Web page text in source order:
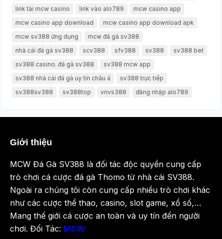
link tải mcw casino
link vào alo789
mcw casino app
mcw casino app download
mcw casino app download apk
mcw sv388 ứng dụng
mcw đá gà sv388
nhà cái đá gà sv388
scv388 sfv388 sv388
sv388 bet
sv388 casino. đá gà sv388
sv388 mcw app
sv388 nhà cái đá gà uy tín châu á
sv388 trực tiếp
sv388sv388
sv388top vnvs388 đăng nhập alo789
Giới thiệu
MCW Đá Gà SV388 là đối tác độc quyền cung cấp
trò chơi cá cược đá gà Thomo từ nhà cái SV388.
Ngoài ra chúng tôi còn cung cấp nhiều trò chơi khác
như các cược thể thao, casino, slot game, xổ số,…
Mang thế giới cá cược an toàn và uy tín đến người
chơi. Đối Tác: MCW